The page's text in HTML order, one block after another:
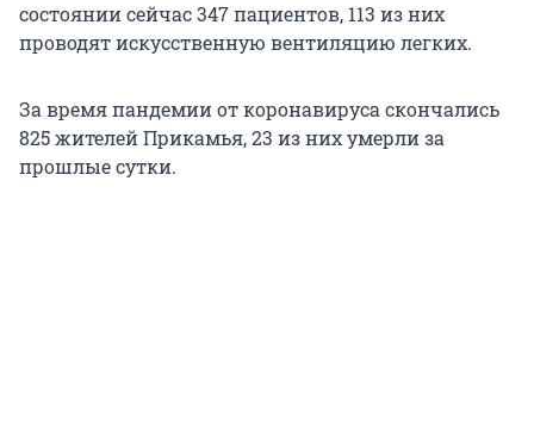
состоянии сейчас 347 пациентов, 113 из них
проводят искусственную вентиляцию легких.
За время пандемии от коронавируса скончались
825 жителей Прикамья, 23 из них умерли за
прошлые сутки.